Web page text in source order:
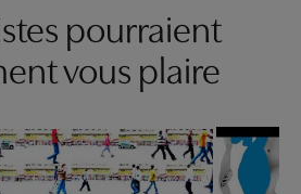
pourraient
vous plaire